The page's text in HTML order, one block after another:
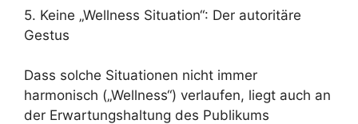
5. Keine „Wellness Situation“: Der autoritäre
Gestus
Dass solche Situationen nicht immer
harmonisch („Wellness“) verlaufen, liegt auch an
der Erwartungshaltung des Publikums